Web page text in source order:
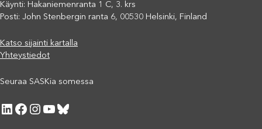
Käynti: Hakaniemenranta 1 C, 3. krs
Posti: John Stenbergin ranta 6, 00530 Helsinki, Finland
Katso sijainti kartalla
Yhteystiedot
Seuraa SASKia somessa
LinkedIn Facebook Instagram YouTube Bluesky